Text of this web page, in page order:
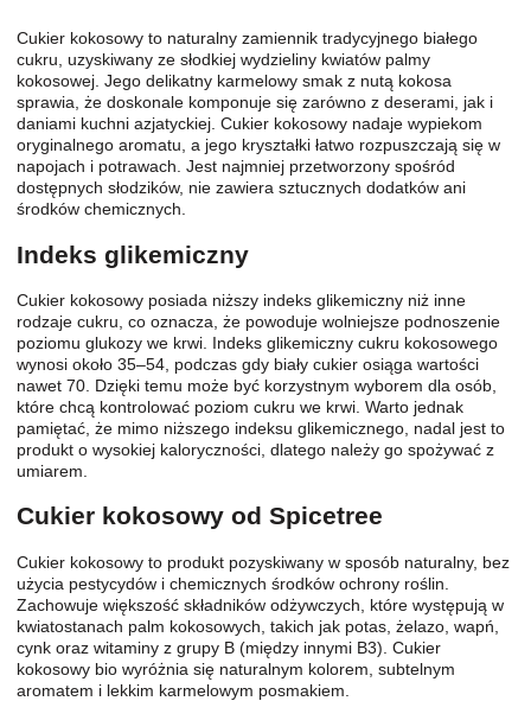
Cukier kokosowy to naturalny zamiennik tradycyjnego białego
cukru, uzyskiwany ze słodkiej wydzieliny kwiatów palmy
kokosowej. Jego delikatny karmelowy smak z nutą kokosa
sprawia, że doskonale komponuje się zarówno z deserami, jak i
daniami kuchni azjatyckiej. Cukier kokosowy nadaje wypiekom
oryginalnego aromatu, a jego kryształki łatwo rozpuszczają się w
napojach i potrawach. Jest najmniej przetworzony spośród
dostępnych słodzików, nie zawiera sztucznych dodatków ani
środków chemicznych.
Indeks glikemiczny
Cukier kokosowy posiada niższy indeks glikemiczny niż inne
rodzaje cukru, co oznacza, że powoduje wolniejsze podnoszenie
poziomu glukozy we krwi. Indeks glikemiczny cukru kokosowego
wynosi około 35–54, podczas gdy biały cukier osiąga wartości
nawet 70. Dzięki temu może być korzystnym wyborem dla osób,
które chcą kontrolować poziom cukru we krwi. Warto jednak
pamiętać, że mimo niższego indeksu glikemicznego, nadal jest to
produkt o wysokiej kaloryczności, dlatego należy go spożywać z
umiarem.
Cukier kokosowy od Spicetree
Cukier kokosowy to produkt pozyskiwany w sposób naturalny, bez
użycia pestycydów i chemicznych środków ochrony roślin.
Zachowuje większość składników odżywczych, które występują w
kwiatostanach palm kokosowych, takich jak potas, żelazo, wapń,
cynk oraz witaminy z grupy B (między innymi B3). Cukier
kokosowy bio wyróżnia się naturalnym kolorem, subtelnym
aromatem i lekkim karmelowym posmakiem.